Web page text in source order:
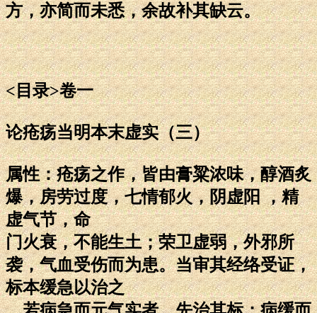
方，亦简而未悉，余故补其缺云。
<目录>卷一
论疮疡当明本末虚实（三）
属性：疮疡之作，皆由膏粱浓味，醇酒炙
爆，房劳过度，七情郁火，阴虚阳 ，精
虚气节，命
门火衰，不能生土；荣卫虚弱，外邪所
袭，气血受伤而为患。当审其经络受证，
标本缓急以治之